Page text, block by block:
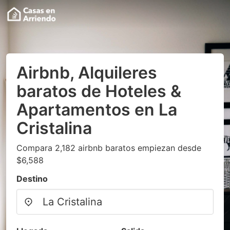
Airbnb, Alquileres
baratos de Hoteles &
Apartamentos en La
Cristalina
Compara 2,182 airbnb baratos empiezan desde
$6,588
Destino